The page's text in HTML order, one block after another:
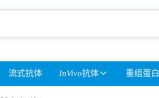
流式抗体 InVivo抗体 重组蛋白